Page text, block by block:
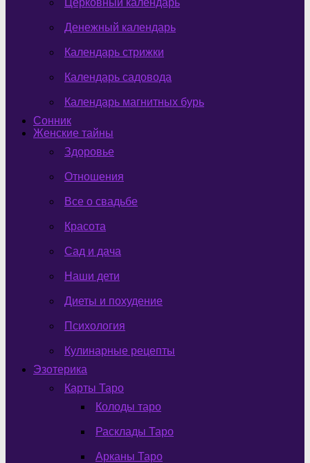
Церковный календарь
Денежный календарь
Календарь стрижки
Календарь садовода
Календарь магнитных бурь
Сонник
Женские тайны
Здоровье
Отношения
Все о свадьбе
Красота
Сад и дача
Наши дети
Диеты и похудение
Психология
Кулинарные рецепты
Эзотерика
Карты Таро
Колоды таро
Расклады Таро
Арканы Таро